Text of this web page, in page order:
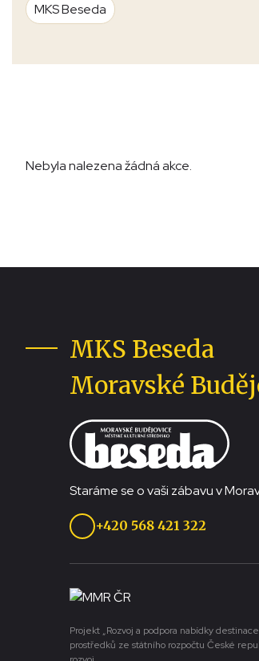
MKS Beseda
Nebyla nalezena žádná akce.
MKS Beseda
Moravské
Staráme se o vaši zábavu v
+420 568 421 322
Projekt „Rozvoj a podpora nabídky
prostředků ze státního rozpočtu České